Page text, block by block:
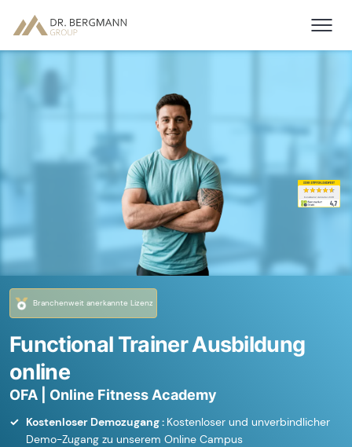
Branchenweit anerkannte Lizenz
Functional Trainer Ausbildung
online
OFA | Online Fitness Academy
Kostenloser Demozugang : Kostenloser und unverbindlicher
Demo-Zugang zu unserem Online Campus